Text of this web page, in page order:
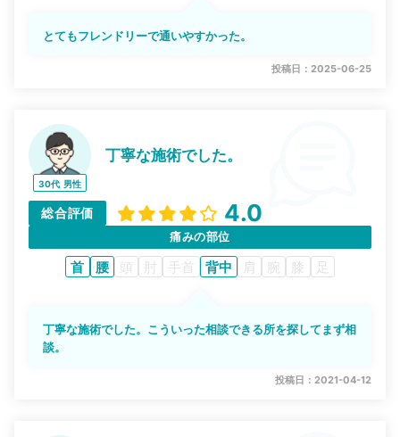
とてもフレンドリーで通いやすかった。
投稿日：2025-06-25
30代 男性
丁寧な施術でした。
総合評価 4.0
痛みの部位
首 腰 頭 肘 手首 背中 肩 腕 膝 足
丁寧な施術でした。こういった相談できる所を探してまず相
談。
投稿日：2021-04-12